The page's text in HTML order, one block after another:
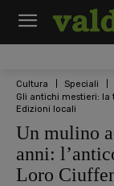
Cultura Speciali
Gli antichi mestieri: la
Edizioni locali
Un mulino
anni:
Loro